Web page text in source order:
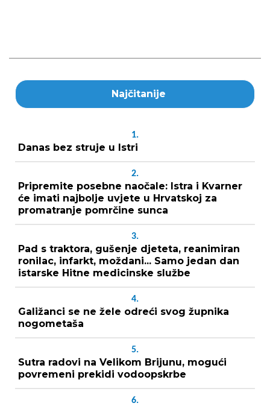
Najčitanije
1.
Danas bez struje u Istri
2.
Pripremite posebne naočale: Istra i Kvarner
će imati najbolje uvjete u Hrvatskoj za
promatranje pomrčine sunca
3.
Pad s traktora, gušenje djeteta, reanimiran
ronilac, infarkt, moždani... Samo jedan dan
istarske Hitne medicinske službe
4.
Galižanci se ne žele odreći svog župnika
nogometaša
5.
Sutra radovi na Velikom Brijunu, mogući
povremeni prekidi vodoopskrbe
6.